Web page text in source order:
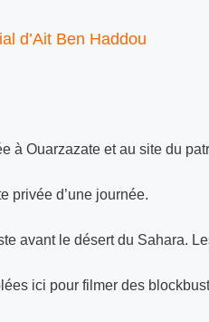
d’Ait Ben Haddou
à Ouarzazate et au site du
privée d’une journée.
avant le désert du Sahara.
ici pour filmer des